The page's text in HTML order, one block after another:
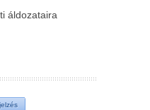
áldozataira